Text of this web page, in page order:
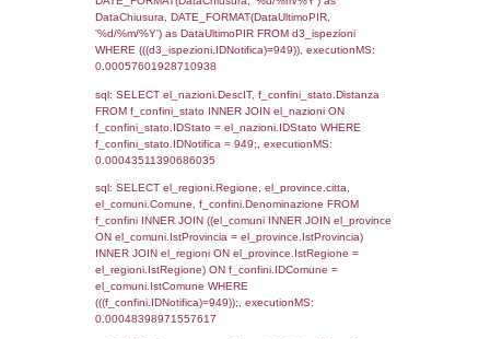
ComuneST, el_province.citta as
el_regioni.Regione as RegioneST,
as ComuneSL, el_province_1.citta as
(((((a1_stabilimento LEFT JOIN el_comuni
a1_stabilimento.ComuneStab =
LEFT JOIN el_province ON
= el_province.IstProvincia) LEFT JOIN
a1_stabilimento.RegioneStab =
LEFT JOIN el_comuni AS el_comuni_1 ON
a1_stabilimento.IstComuneSL =
LEFT JOIN el_province AS el_province_1
a1_stabilimento.IstProvinciaSL =